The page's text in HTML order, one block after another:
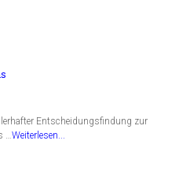
Entscheidungsfindung zur
…Weiterlesen...